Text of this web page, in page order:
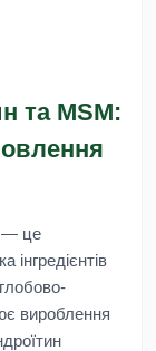
та MSM:
— це
інгредієнтів
вироблення